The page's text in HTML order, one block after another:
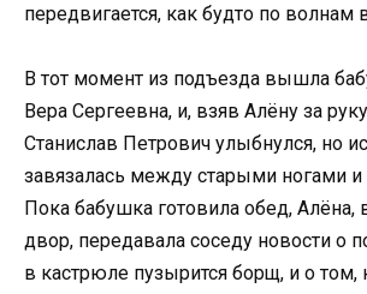
передвигается, как будто по волнам
В тот момент из подъезда вышла
Вера Сергеевна, и, взяв Алёну за
Станислав Петрович улыбнулся, но
завязалась между старыми ногами
Пока бабушка готовила обед, Алёна,
двор, передавала соседу новости о
в кастрюле пузырится борщ, и о том,